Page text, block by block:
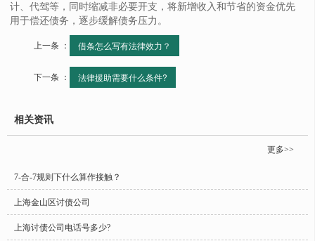
计、代驾等，同时缩减非必要开支，将新增收入和节省的资金优先
用于偿还债务，逐步缓解债务压力。
上一条 ： 借条怎么写有法律效力？
下一条 ： 法律援助需要什么条件?
相关资讯
更多>>
7-合-7规则下什么算作接触？
上海金山区讨债公司
上海讨债公司电话号多少?